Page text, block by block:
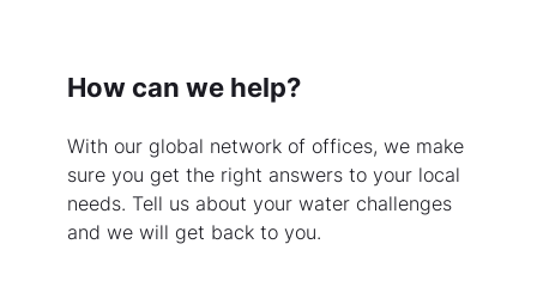
How can we help?
With our global network of offices, we make
sure you get the right answers to your local
needs. Tell us about your water challenges
and we will get back to you.